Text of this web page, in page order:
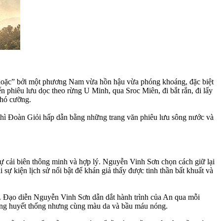
bởi một phương Nam vừa hồn hậu vừa phóng khoáng, đặc biệt
phiêu lưu dọc theo rừng U Minh, qua Sroc Miên, đi bắt rắn, đi lấy
cưỡng.
Đoàn Giỏi hấp dẫn bằng những trang văn phiêu lưu sông nước và
cải biên thông minh và hợp lý. Nguyễn Vinh Sơn chọn cách giữ lại
kiện lịch sử nổi bật để khán giả thấy được tinh thần bất khuất và
diễn Nguyễn Vinh Sơn dẫn dắt hành trình của An qua mỗi
huyết thống nhưng cùng màu da và bầu máu nóng.